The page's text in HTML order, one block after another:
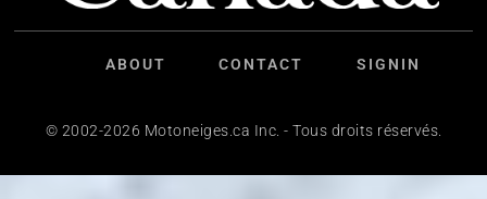
ABOUT CONTACT SIGNIN
© 2002-2026 Motoneiges.ca Inc. - Tous droits réservés.